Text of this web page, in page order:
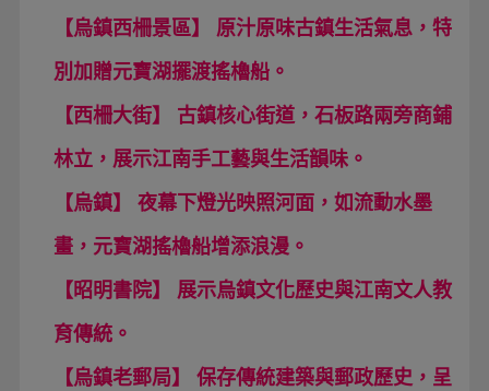
【烏鎮西柵景區】 原汁原味古鎮生活氣息，特
別加贈元寶湖擺渡搖櫓船。
【西柵大街】 古鎮核心街道，石板路兩旁商鋪
林立，展示江南手工藝與生活韻味。
【烏鎮】 夜幕下燈光映照河面，如流動水墨
畫，元寶湖搖櫓船增添浪漫。
【昭明書院】 展示烏鎮文化歷史與江南文人教
育傳統。
【烏鎮老郵局】 保存傳統建築與郵政歷史，呈